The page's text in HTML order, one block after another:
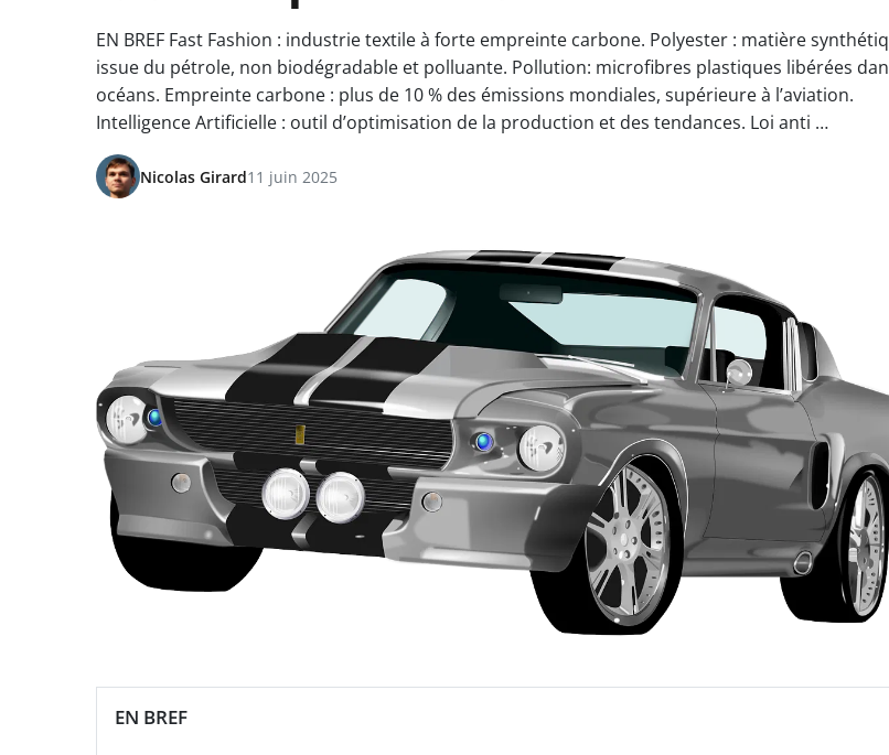
EN BREF Fast Fashion : industrie textile à forte empreinte carbone. Polyester : matière
issue du pétrole, non biodégradable et polluante. Pollution: microfibres plastiques libérées
océans. Empreinte carbone : plus de 10 % des émissions mondiales, supérieure à l’aviation.
Intelligence Artificielle : outil d’optimisation de la production et des tendances. Loi anti …
Nicolas Girard11 juin 2025
EN BREF